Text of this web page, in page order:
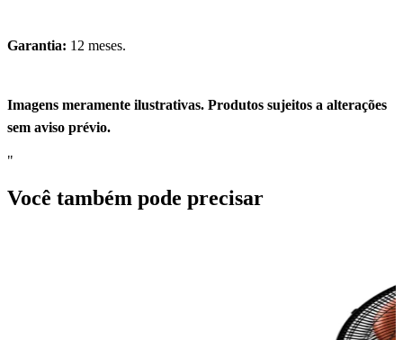
Garantia: 12 meses.
Imagens meramente ilustrativas. Produtos sujeitos a alterações
sem aviso prévio.
"
Você também pode precisar